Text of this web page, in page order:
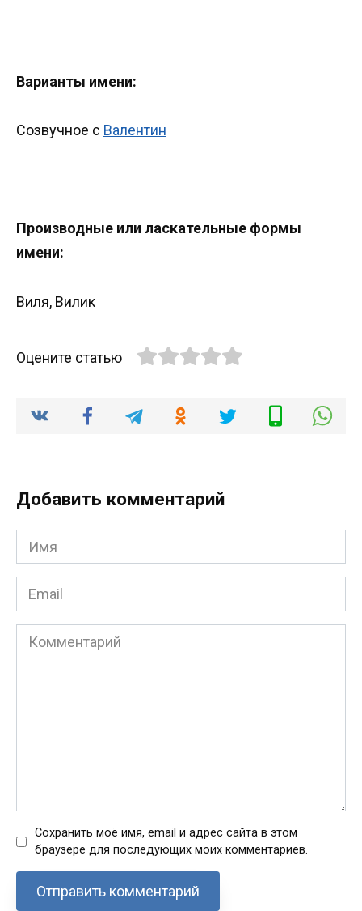
Варианты имени:
Созвучное с Валентин
Производные или ласкательные формы
имени:
Виля, Вилик
Оцените статью
Добавить комментарий
Имя
*
Email
*
Комментарий
Сохранить моё имя, email и адрес сайта в этом
браузере для последующих моих комментариев.